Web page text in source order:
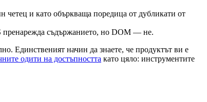
четец и като объркваща поредица от дубликати от
пренарежда съдържанието, но DOM — не.
Единственият начин да знаете, че продуктът ви е
одити на достъпността като цяло: инструментите